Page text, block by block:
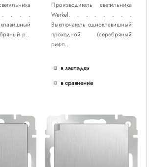
. . . . .
р..
Производитель светильника
Werkel. . . . . . . .
Выключатель одноклавишный
проходной (cеребряный
рифл..
в закладки
в сравнение